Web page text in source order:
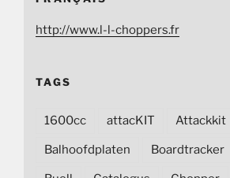
http://www.l-l-choppers.fr
TAGS
1600cc attacKIT Attackkit
Balhoofdplaten Boardtracker